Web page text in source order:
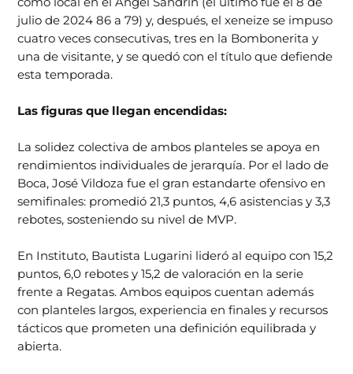
julio de 2024 86 a 79) y, después, el xeneize se impuso
cuatro veces consecutivas, tres en la Bombonerita y
una de visitante, y se quedó con el título que defiende
esta temporada.
Las figuras que llegan encendidas:
La solidez colectiva de ambos planteles se apoya en
rendimientos individuales de jerarquía. Por el lado de
Boca, José Vildoza fue el gran estandarte ofensivo en
semifinales: promedió 21,3 puntos, 4,6 asistencias y 3,3
rebotes, sosteniendo su nivel de MVP.
En Instituto, Bautista Lugarini lideró al equipo con 15,2
puntos, 6,0 rebotes y 15,2 de valoración en la serie
frente a Regatas. Ambos equipos cuentan además
con planteles largos, experiencia en finales y recursos
tácticos que prometen una definición equilibrada y
abierta.